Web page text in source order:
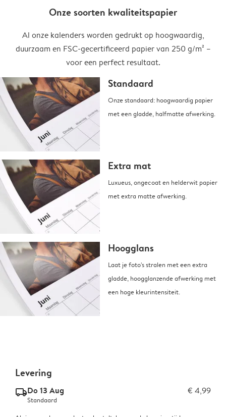
Onze soorten kwaliteitspapier
Al onze kalenders worden gedrukt op hoogwaardig,
duurzaam en FSC-gecertificeerd papier van 250 g/m² –
voor een perfect resultaat.
Standaard
Onze standaard: hoogwaardig papier
met een gladde, halfmatte afwerking.
Extra mat
Luxueus, ongecoat en helderwit papier
met extra matte afwerking.
Hoogglans
Laat je foto's stralen met een extra
gladde, hoogglanzende afwerking met
een hoge kleurintensiteit.
Levering
delivery_standard_v2Do 13 Aug € 4,99
Standaard